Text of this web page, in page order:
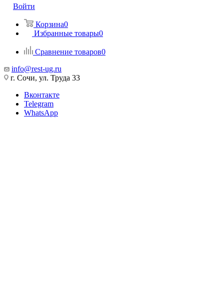
Войти
Корзина0
Избранные товары0
Сравнение товаров0
info@rest-ug.ru
г. Сочи, ул. Труда 33
Вконтакте
Telegram
WhatsApp